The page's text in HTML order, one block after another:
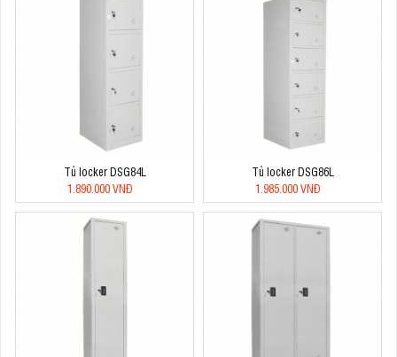
Tủ locker DSG84L
1.890.000 VNĐ
Tủ locker DSG86L
1.985.000 VNĐ